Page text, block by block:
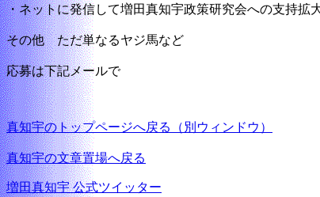
・ネットに発信して増田真知宇政策研究会への支持拡
その他 ただ単なるヤジ馬など
応募は下記メールで
真知宇のトップページへ戻る（別ウィンドウ）
真知宇の文章置場へ戻る
増田真知宇 公式ツイッター